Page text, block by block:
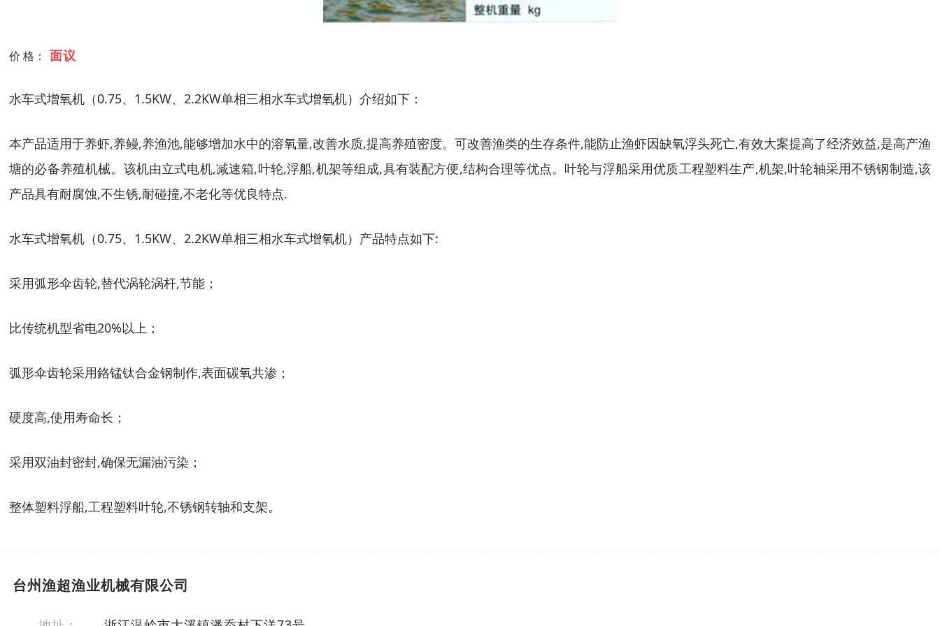
价 格： 面议
水车式增氧机（0.75、1.5KW、2.2KW单相三相水车式增氧机）介绍如下：
本产品适用于养虾,养鳗,养渔池,能够增加水中的溶氧量,改善水质,提高养殖密度。可改善渔类的生存条件,能防止渔虾因缺氧浮头死亡,有效大案提高了经济效益,是高产渔
塘的必备养殖机械。该机由立式电机,减速箱,叶轮,浮船,机架等组成,具有装配方便,结构合理等优点。叶轮与浮船采用优质工程塑料生产,机架,叶轮轴采用不锈钢制造,该
产品具有耐腐蚀,不生锈,耐碰撞,不老化等优良特点.
水车式增氧机（0.75、1.5KW、2.2KW单相三相水车式增氧机）产品特点如下:
采用弧形伞齿轮,替代涡轮涡杆,节能；
比传统机型省电20%以上；
弧形伞齿轮采用鉻锰钛合金钢制作,表面碳氧共渗；
硬度高,使用寿命长；
采用双油封密封,确保无漏油污染；
整体塑料浮船,工程塑料叶轮,不锈钢转轴和支架。
台州渔超渔业机械有限公司